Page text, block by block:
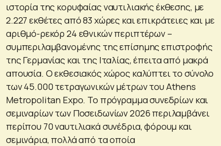
ιστορία της κορυφαίας ναυτιλιακής έκθεσης, με
2.227 εκθέτες από 83 χώρες και επικράτειες και με
αριθμό-ρεκόρ 24 εθνικών περιπτέρων –
συμπεριλαμβανομένης της επίσημης επιστροφής
της Γερμανίας και της Ιταλίας, έπειτα από μακρά
απουσία. Ο εκθεσιακός χώρος καλύπτει το σύνολο
των 45.000 τετραγωνικών μέτρων του Athens
Metropolitan Expo. Το πρόγραμμα συνεδρίων και
σεμιναρίων των Ποσειδωνίων 2026 περιλαμβάνει
περίπου 70 ναυτιλιακά συνέδρια, φόρουμ και
σεμινάρια, πολλά από τα οποία